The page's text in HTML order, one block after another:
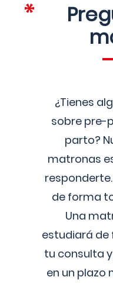
¿Tienes
sobre pre-
parto?
matronas
de forma
Una
estudiará de
tu consulta
en un plazo